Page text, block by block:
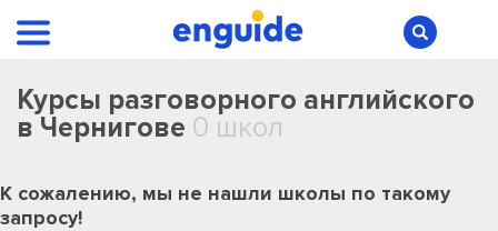
Курсы разговорного английского
в Чернигове 0 школ
К сожалению, мы не нашли школы по такому
запросу!